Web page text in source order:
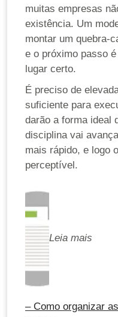
muitas empresas
existência. Um
montar um quebra-
e o próximo passo
lugar certo.
É preciso de
suficiente para
darão a forma ideal
disciplina vai
mais rápido, e logo
perceptível.
Leia mais
– Como organizar